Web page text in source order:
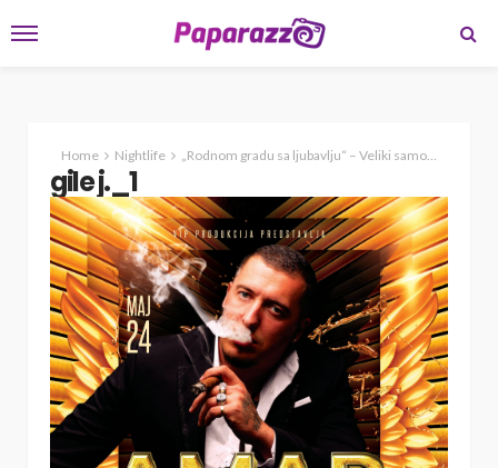
Home Nightlife „Rodnom gradu sa ljubavlju“ – Veliki samostalni koncert Amara Gileta 24. maja u Kaknju
gile j._1